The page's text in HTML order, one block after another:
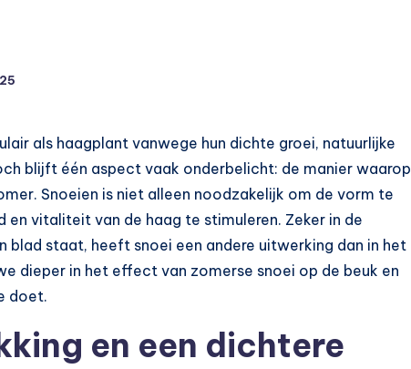
als haagplant vanwege hun dichte groei, natuurlijke
blijft één aspect vaak onderbelicht: de manier waarop
Snoeien is niet alleen noodzakelijk om de vorm te
en vitaliteit van de haag te stimuleren. Zeker in de
blad staat, heeft snoei een andere uitwerking dan in het
dieper in het effect van zomerse snoei op de beuk en
doet.
en een dichtere